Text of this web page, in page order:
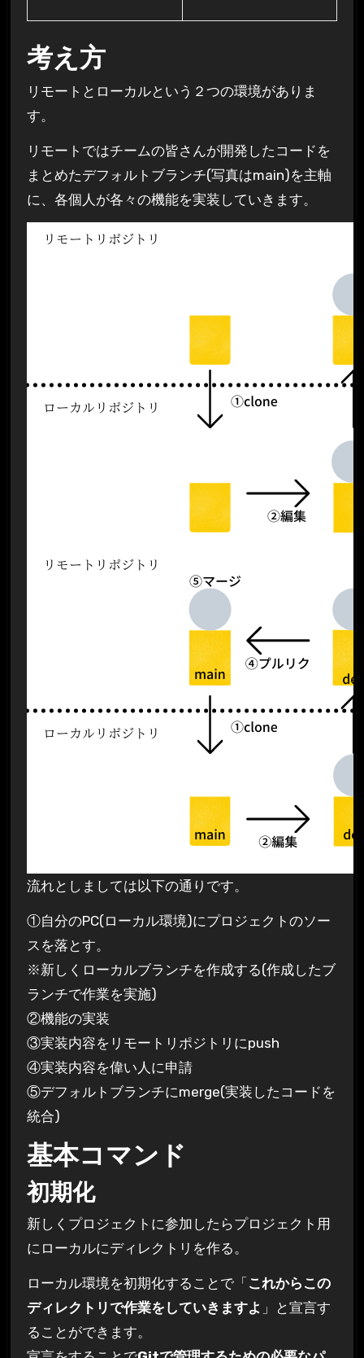
考え方
リモートとローカルという２つの環境がありま
す。
リモートではチームの皆さんが開発したコードを
まとめたデフォルトブランチ(写真はmain)を主軸
に、各個人が各々の機能を実装していきます。
流れとしましては以下の通りです。
①自分のPC(ローカル環境)にプロジェクトのソー
スを落とす。
※新しくローカルブランチを作成する(作成したブ
ランチで作業を実施)
②機能の実装
③実装内容をリモートリポジトリにpush
④実装内容を偉い人に申請
⑤デフォルトブランチにmerge(実装したコードを
統合)
基本コマンド
初期化
新しくプロジェクトに参加したらプロジェクト用
にローカルにディレクトリを作る。
ローカル環境を初期化することで「 これからこの
ディレクトリで作業をしていきますよ 」と宣言す
ることができます。